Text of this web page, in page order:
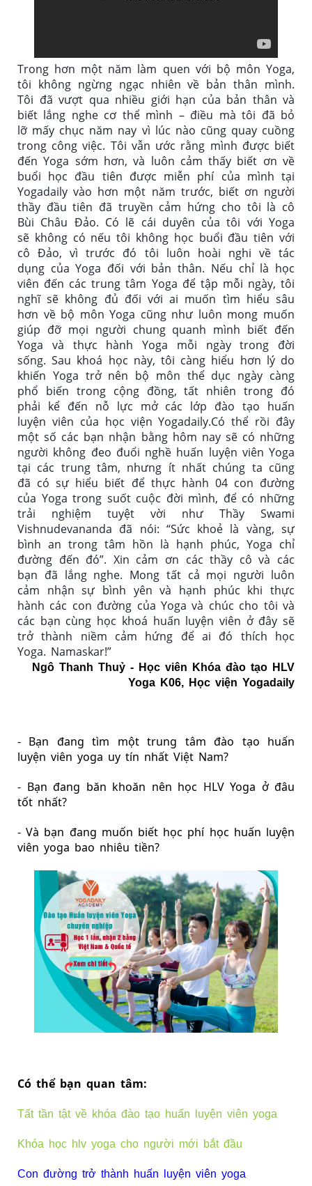
Trong hơn một năm làm quen với bộ môn Yoga,
tôi không ngừng ngạc nhiên về bản thân mình.
Tôi đã vượt qua nhiều giới hạn của bản thân và
biết lắng nghe cơ thể mình – điều mà tôi đã bỏ
lỡ mấy chục năm nay vì lúc nào cũng quay cuồng
trong công việc. Tôi vẫn ước rằng mình được biết
đến Yoga sớm hơn, và luôn cảm thấy biết ơn về
buổi học đầu tiên được miễn phí của mình tại
Yogadaily vào hơn một năm trước, biết ơn người
thầy đầu tiên đã truyền cảm hứng cho tôi là cô
Bùi Châu Đảo. Có lẽ cái duyên của tôi với Yoga
sẽ không có nếu tôi không học buổi đầu tiên với
cô Đảo, vì trước đó tôi luôn hoài nghi về tác
dụng của Yoga đối với bản thân. Nếu chỉ là học
viên đến các trung tâm Yoga để tập mỗi ngày, tôi
nghĩ sẽ không đủ đối với ai muốn tìm hiểu sâu
hơn về bộ môn Yoga cũng như luôn mong muốn
giúp đỡ mọi người chung quanh mình biết đến
Yoga và thực hành Yoga mỗi ngày trong đời
sống. Sau khoá học này, tôi càng hiểu hơn lý do
khiến Yoga trở nên bộ môn thể dục ngày càng
phổ biến trong cộng đồng, tất nhiên trong đó
phải kể đến nỗ lực mở các lớp đào tạo huấn
luyện viên của học viện Yogadaily.Có thể rồi đây
một số các bạn nhận bằng hôm nay sẽ có những
người không đeo đuổi nghề huấn luyện viên Yoga
tại các trung tâm, nhưng ít nhất chúng ta cũng
đã có sự hiểu biết để thực hành 04 con đường
của Yoga trong suốt cuộc đời mình, để có những
trải nghiệm tuyệt vời như Thầy Swami
Vishnudevananda đã nói: “Sức khoẻ là vàng, sự
bình an trong tâm hồn là hạnh phúc, Yoga chỉ
đường đến đó”. Xin cảm ơn các thầy cô và các
bạn đã lắng nghe. Mong tất cả mọi người luôn
cảm nhận sự bình yên và hạnh phúc khi thực
hành các con đường của Yoga và chúc cho tôi và
các bạn cùng học khoá huấn luyện viên ở đây sẽ
trở thành niềm cảm hứng để ai đó thích học
Yoga. Namaskar!”
Ngô Thanh Thuỷ - Học viên Khóa đào tạo HLV
Yoga K06, Học viện Yogadaily
- Bạn đang tìm một trung tâm đào tạo huấn
luyện viên yoga uy tín nhất Việt Nam?
- Bạn đang băn khoăn nên học HLV Yoga ở đâu
tốt nhất?
- Và bạn đang muốn biết học phí học huấn luyện
viên yoga bao nhiêu tiền?
Có thể bạn ​quan tâm:
Tất tần tật về khóa đào tạo huấn luyện viên yoga
Khóa học hlv yoga cho người mới bắt đầu
Con đường trở thành huấn luyện viên yoga